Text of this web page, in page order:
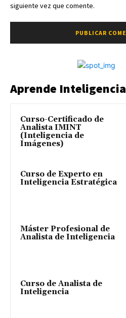
siguiente vez que comente.
Aprende Inteligencia
Curso-Certificado de
Analista IMINT
(Inteligencia de
Imágenes)
Curso de Experto en
Inteligencia Estratégica
Máster Profesional de
Analista de Inteligencia
Curso de Analista de
Inteligencia